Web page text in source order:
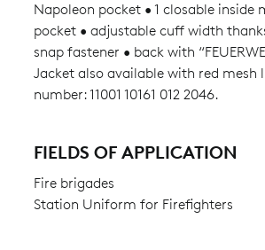
Napoleon pocket • 1 closable inside
pocket • adjustable cuff width
snap fastener • back with
Jacket also available with red mesh
number: 11001 10161 012 2046.
FIELDS OF APPLICATION
Fire brigades
Station Uniform for Firefighters